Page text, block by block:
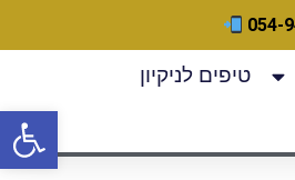
טיפים לניקיון